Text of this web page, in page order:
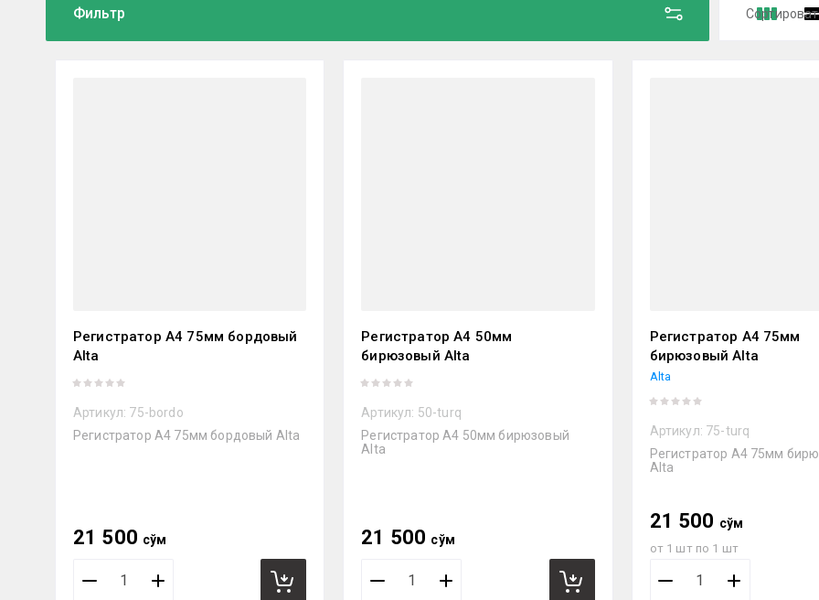
Фильтр
Регистратор А4 75мм бордовый
Alta
Артикул: 75-bordo
Регистратор А4 75мм бордовый Alta
21 500 сўм
Регистратор А4 50мм
бирюзовый Alta
Артикул: 50-turq
Регистратор А4 50мм бирюзовый
Alta
21 500 сўм
Регистратор А4 75мм
бирюзовый Alta
Alta
Артикул: 75-turq
Регистратор А4 75мм
Alta
21 500 сўм
от 1 шт по 1 шт